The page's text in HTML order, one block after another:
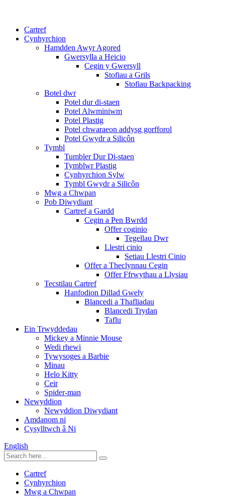
Cartref
Cynhyrchion
Hamdden Awyr Agored
Gwersylla a Heicio
Cegin y Gwersyll
Stofiau a Grils
Stofiau Backpacking
Botel dwr
Potel dur di-staen
Potel Alwminiwm
Potel Plastig
Potel chwaraeon addysg gorfforol
Potel Gwydr a Silicôn
Tymbl
Tumbler Dur Di-staen
Tymblwr Plastig
Cynhyrchion Sylw
Tymbl Gwydr a Silicôn
Mwg a Chwpan
Pob Diwydiant
Cartref a Gardd
Cegin a Pen Bwrdd
Offer coginio
Tegellau Dwr
Llestri cinio
Setiau Llestri Cinio
Offer a Theclynnau Cegin
Offer Ffrwythau a Llysiau
Tecstilau Cartref
Hanfodion Dillad Gwely
Blancedi a Thafliadau
Blancedi Trydan
Taflu
Ein Trwyddedau
Mickey a Minnie Mouse
Wedi rhewi
Tywysoges a Barbie
Minau
Helo Kitty
Ceir
Spider-man
Newyddion
Newyddion Diwydiant
Amdanom ni
Cysylltwch â Ni
English
Cartref
Cynhyrchion
Mwg a Chwpan